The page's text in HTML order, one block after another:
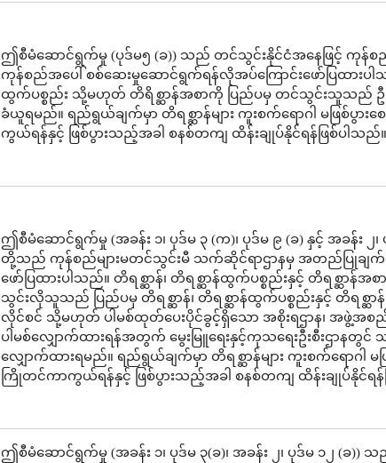
ဤစီမံဆောင်ရွက်မှု (ပုဒ်မ၅ (ခ)) သည် တင်သွင်းနိုင်ငံအနေဖြင့် ကုန်စ
ကုန်စည်အပေါ် စစ်ဆေးမှုဆောင်ရွက်ရန်လိုအပ်ကြောင်းဖော်ပြထားပါသ
ထွက်ပစ္စည်း သို့မဟုတ် တိရိစ္ဆာန်အစာကို ပြည်ပမှ တင်သွင်းသူသည် ဦး
ခံယူရမည်။ ရည်ရွယ်ချက်မှာ တိရစ္ဆာန်များ ကူးစက်ရောဂါ မဖြစ်ပွ
ကွယ်ရန်နှင့် ဖြစ်ပွားသည့်အခါ စနစ်တကျ ထိန်းချုပ်နိုင်ရန်ဖြစ်ပါသည်။
ဤစီမံဆောင်ရွက်မှု (အခန်း ၁၊ ပုဒ်မ ၃ (က)၊ ပုဒ်မ ၉ (ခ) နှင့် အခန်း ၂၊
တို့သည် ကုန်စည်များမတင်သွင်းမီ သက်ဆိုင်ရာဌာနမှ အတည်ပြုချက်
ဖော်ပြထားပါသည်။ တိရစ္ဆာန်၊ တိရစ္ဆာန်ထွက်ပစ္စည်းနှင့် တိရစ္ဆာန်အ
သွင်းလိုသူသည် ပြည်ပမှ တိရစ္ဆာန်၊ တိရစ္ဆာန်ထွက်ပစ္စည်းနှင့် တိရစ္ဆာန်
လိုင်စင် သို့မဟုတ် ပါမစ်ထုတ်ပေးပိုင်ခွင့်ရှိသော အစိုးရဌာန၊ အဖွဲ့
ပါမစ်လျှောက်ထားရန်အတွက် မွေးမြူရေးနှင့်ကုသရေးဦးစီးဌာနတွ
လျှောက်ထားရမည်။ ရည်ရွယ်ချက်မှာ တိရစ္ဆာန်များ ကူးစက်ရောဂါ မ
ကြိုတင်ကာကွယ်ရန်နှင့် ဖြစ်ပွားသည့်အခါ စနစ်တကျ ထိန်းချုပ်နိုင်ရန်
ဤစီမံဆောင်ရွက်မှု (အခန်း ၁၊ ပုဒ်မ ၃(ခ)၊ အခန်း ၂၊ ပုဒ်မ ၁၂ (ခ))